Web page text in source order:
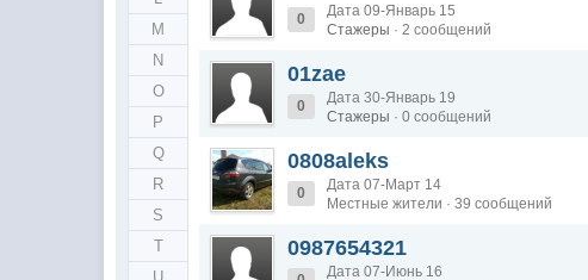
M
N
O
P
Q
R
S
T
0
Дата 09-Январь 15
Стажеры · 2 сообщений
01zae
0
Дата 30-Январь 19
Стажеры · 0 сообщений
0808aleks
0
Дата 07-Март 14
Местные жители · 39 сообщений
0987654321
Дата 07-Июнь 16